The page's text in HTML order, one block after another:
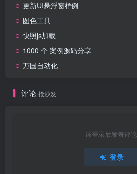
更新UI悬浮窗样例
图色工具
快照js加载
1000 个 案例源码分享
万国自动化
评论 抢沙发
请登录后发表评论
登录